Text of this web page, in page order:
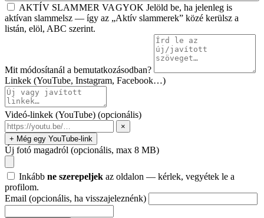
AKTÍV SLAMMER VAGYOK Jelöld be, ha jelenleg is
aktívan slammelsz — így az „Aktív slammerek” közé kerülsz a
listán, elöl, ABC szerint.
Mit módosítanál a bemutatkozásodban?
Linkek (YouTube, Instagram, Facebook…)
Videó-linkek (YouTube) (opcionális)
×
+ Még egy YouTube-link
Új fotó magadról (opcionális, max 8 MB)
Inkább ne szerepeljek az oldalon — kérlek, vegyétek le a
profilom.
Email (opcionális, ha visszajeleznénk)